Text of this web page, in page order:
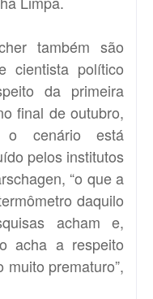
também são
cientista político
da primeira
final de outubro,
cenário está
pelos institutos
“o que a
daquilo
acham e,
acha a respeito
prematuro”,